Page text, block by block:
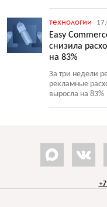
технологии
Easy
снизила
на 83%
За три недели
рекламные
выросла на 83%